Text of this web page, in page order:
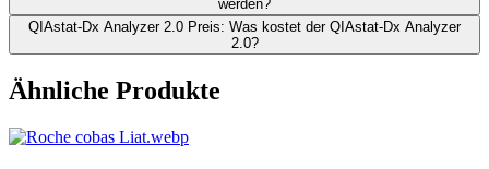
werden?
QIAstat-Dx Analyzer 2.0 Preis: Was kostet der QIAstat-Dx Analyzer
2.0?
Ähnliche Produkte